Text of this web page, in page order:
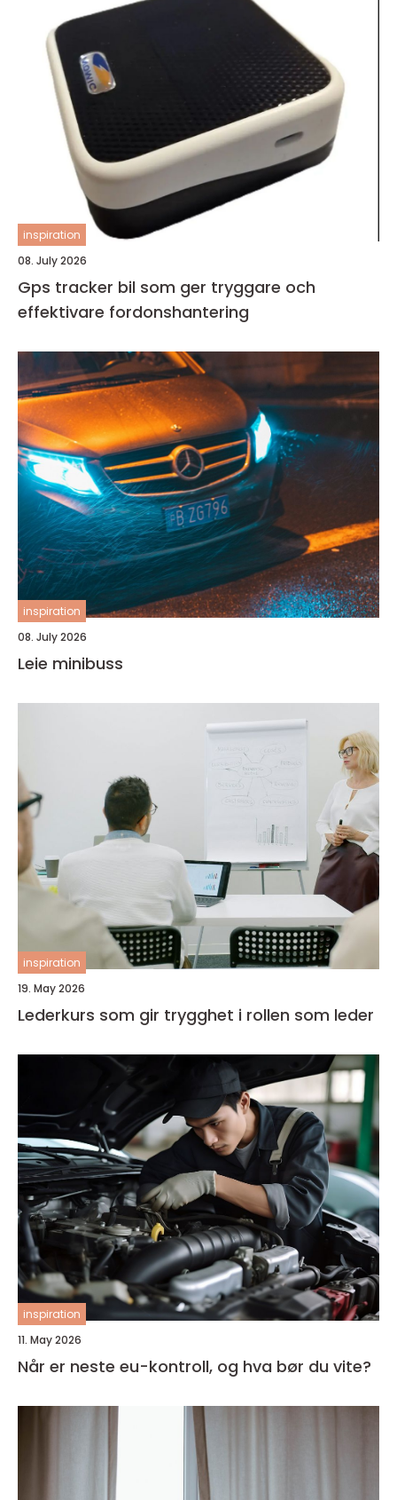
inspiration
08. July 2026
Gps tracker bil som ger tryggare och
effektivare fordonshantering
inspiration
08. July 2026
Leie minibuss
inspiration
19. May 2026
Lederkurs som gir trygghet i rollen som leder
inspiration
11. May 2026
Når er neste eu-kontroll, og hva bør du vite?